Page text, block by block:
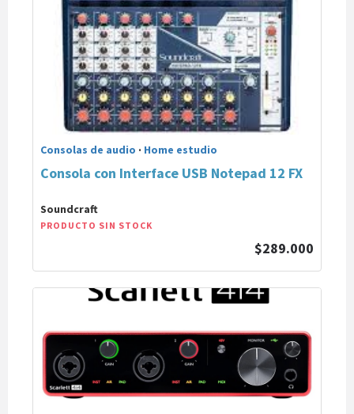
Consolas de audio · Home estudio
Consola con Interface USB Notepad 12 FX
Soundcraft
PRODUCTO SIN STOCK
$289.000